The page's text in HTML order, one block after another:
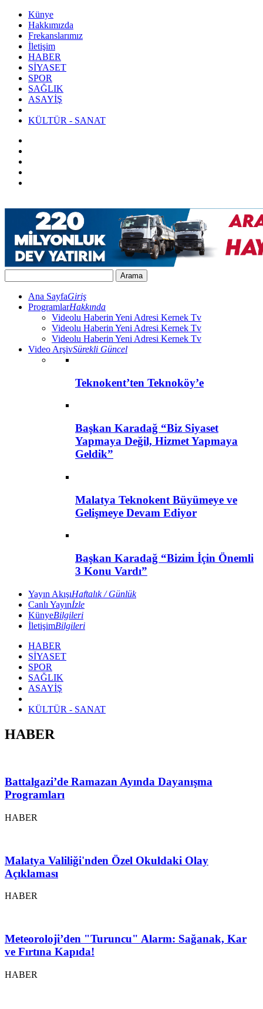
Künye
Hakkımızda
Frekanslarımız
İletişim
HABER
SİYASET
SPOR
SAĞLIK
ASAYİŞ
KÜLTÜR - SANAT
Ana SayfaGiriş
ProgramlarHakkında
Videolu Haberin Yeni Adresi Kernek Tv
Videolu Haberin Yeni Adresi Kernek Tv
Videolu Haberin Yeni Adresi Kernek Tv
Video ArşivSürekli Güncel
Teknokent’ten Teknoköy’e
Başkan Karadağ “Biz Siyaset
Yapmaya Değil, Hizmet Yapmaya
Geldik”
Malatya Teknokent Büyümeye ve
Gelişmeye Devam Ediyor
Başkan Karadağ “Bizim İçin Önemli
3 Konu Vardı”
Yayın AkışıHaftalık / Günlük
Canlı Yayınİzle
KünyeBilgileri
İletişimBilgileri
HABER
SİYASET
SPOR
SAĞLIK
ASAYİŞ
KÜLTÜR - SANAT
HABER
Battalgazi’de Ramazan Ayında Dayanışma
Programları
HABER
Malatya Valiliği'nden Özel Okuldaki Olay
Açıklaması
HABER
Meteoroloji’den "Turuncu" Alarm: Sağanak, Kar
ve Fırtına Kapıda!
HABER